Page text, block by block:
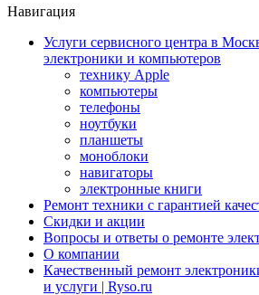
Навигация
Услуги сервисного центра в
электроники и компьютеров
технику Apple
компьютеры
телефоны
ноутбуки
планшеты
моноблоки
навигаторы
электронные книги
Ремонт техники с гарантией
Скидки и акции
Вопросы и ответы о ремонте
О компании
Качественный ремонт
и услуги | Ryso.ru